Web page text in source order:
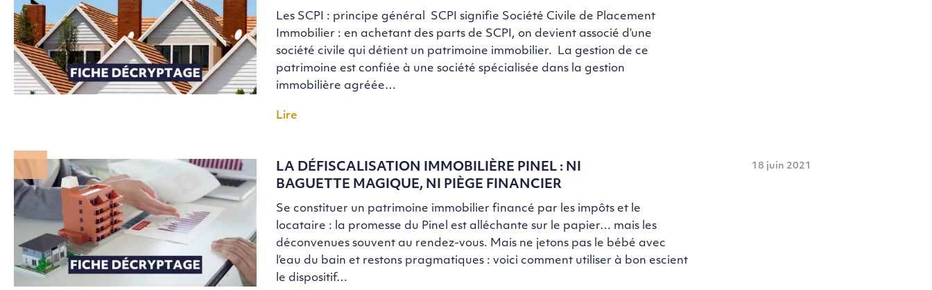
Les SCPI : principe général SCPI signifie Société Civile de Placement
Immobilier : en achetant des parts de SCPI, on devient associé d’une
société civile qui détient un patrimoine immobilier. La gestion de ce
patrimoine est confiée à une société spécialisée dans la gestion
immobilière agréée…
Lire
18 juin 2021
LA DÉFISCALISATION IMMOBILIÈRE PINEL : NI
BAGUETTE MAGIQUE, NI PIÈGE FINANCIER
Se constituer un patrimoine immobilier financé par les impôts et le
locataire : la promesse du Pinel est alléchante sur le papier… mais les
déconvenues souvent au rendez-vous. Mais ne jetons pas le bébé avec
l’eau du bain et restons pragmatiques : voici comment utiliser à bon escient
le dispositif…